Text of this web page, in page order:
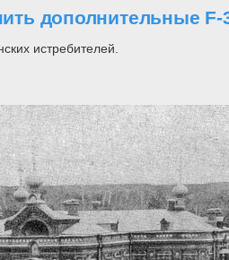
дополнительные F-
истребителей.